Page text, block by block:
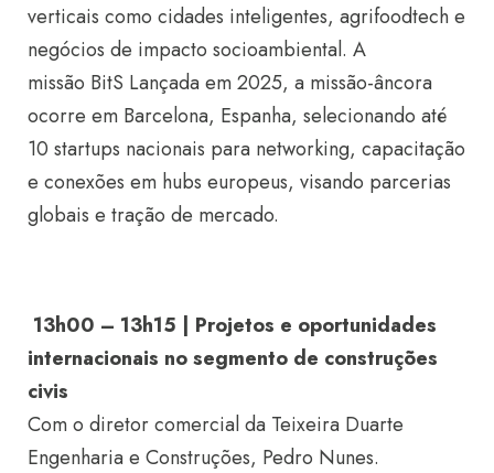
verticais como cidades inteligentes, agrifoodtech e
negócios de impacto socioambiental. A
missão BitS Lançada em 2025, a missão-âncora
ocorre em Barcelona, Espanha, selecionando até
10 startups nacionais para networking, capacitação
e conexões em hubs europeus, visando parcerias
globais e tração de mercado.
13h00 – 13h15 | Projetos e oportunidades
internacionais no segmento de construções
civis
Com o diretor comercial da Teixeira Duarte
Engenharia e Construções, Pedro Nunes.